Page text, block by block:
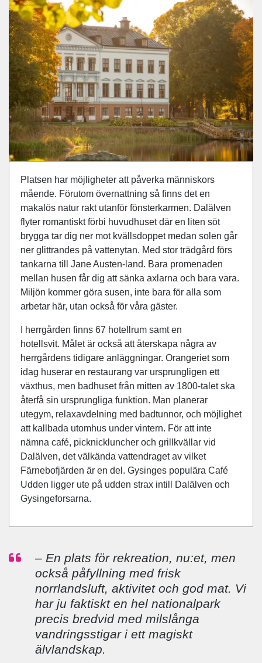
Platsen har möjligheter att påverka människors
mående. Förutom övernattning så finns det en
makalös natur rakt utanför fönsterkarmen. Dalälven
flyter romantiskt förbi huvudhuset där en liten söt
brygga tar dig ner mot kvällsdoppet medan solen går
ner glittrandes på vattenytan. Med stor trädgård förs
tankarna till Jane Austen-land. Bara promenaden
mellan husen får dig att sänka axlarna och bara vara.
Miljön kommer göra susen, inte bara för alla som
arbetar här, utan också för våra gäster.
I herrgården finns 67 hotellrum samt en
hotellsvit. Målet är också att återskapa några av
herrgårdens tidigare anläggningar. Orangeriet som
idag huserar en restaurang var ursprungligen ett
växthus, men badhuset från mitten av 1800-talet ska
återfå sin ursprungliga funktion. Man planerar
utegym, relaxavdelning med badtunnor, och möjlighet
att kallbada utomhus under vintern. För att inte
nämna café, picknickluncher och grillkvällar vid
Dalälven, det välkända vattendraget av vilket
Färnebofjärden är en del. Gysinges populära Café
Udden ligger ute på udden strax intill Dalälven och
Gysingeforsarna.
– En plats för rekreation, nu:et, men
också påfyllning med frisk
norrlandsluft, aktivitet och god mat. Vi
har ju faktiskt en hel nationalpark
precis bredvid med milslånga
vandringsstigar i ett magiskt
älvlandskap.